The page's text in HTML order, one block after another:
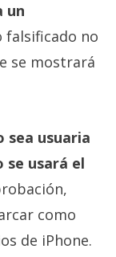
un
falsificado no
se mostrará
sea usuaria
se usará el
como
de iPhone.